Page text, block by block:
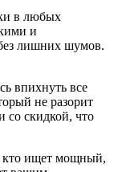
в любых
и
лишних шумов.
впихнуть все
не разорит
со скидкой, что
кто ищет мощный,